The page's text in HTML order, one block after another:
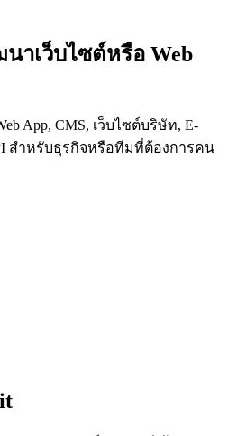
าเว็บไซต์หรือ Web
App, CMS, เว็บไซต์บริษัท, E-
สำหรับธุรกิจหรือทีมที่ต้องการคน